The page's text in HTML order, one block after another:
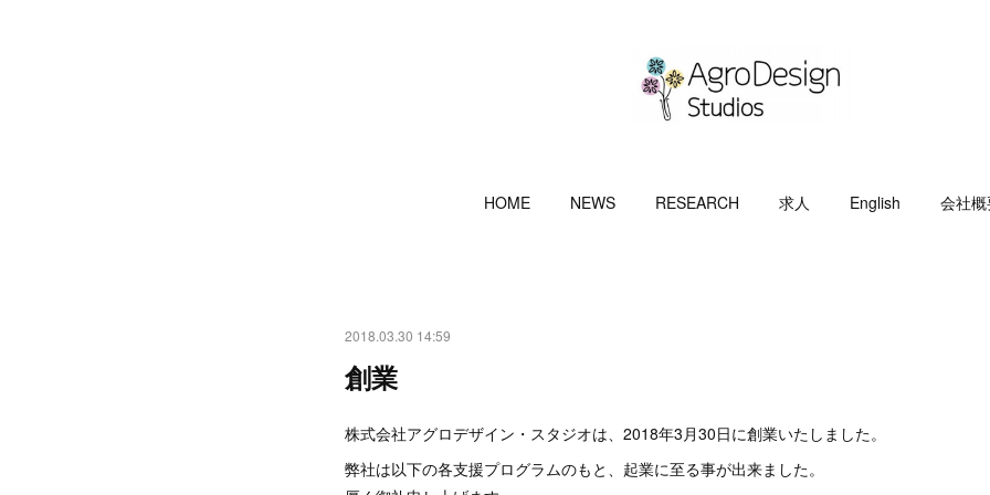
HOME NEWS RESEARCH 求人 English 会社概
2018.03.30 14:59
創業
株式会社アグロデザイン・スタジオは、2018年3月30日に創業いたしました。
弊社は以下の各支援プログラムのもと、起業に至る事が出来ました。